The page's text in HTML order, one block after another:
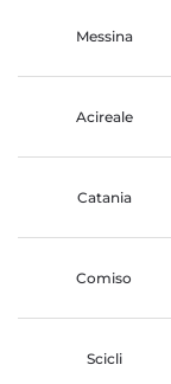
Messina
Acireale
Catania
Comiso
Scicli